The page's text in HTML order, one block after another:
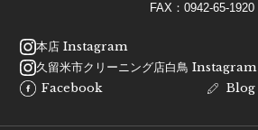
FAX：0942-65-1920
本店 Instagram
久留米市クリーニング店白鳥 Instagram
Facebook
Blog